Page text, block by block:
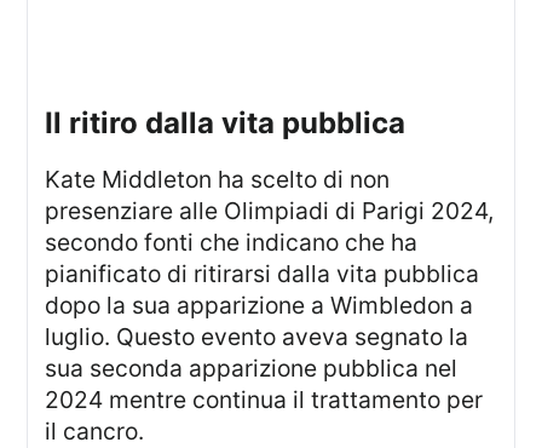
Il ritiro dalla vita pubblica
Kate Middleton ha scelto di non
presenziare alle Olimpiadi di Parigi 2024,
secondo fonti che indicano che ha
pianificato di ritirarsi dalla vita pubblica
dopo la sua apparizione a Wimbledon a
luglio. Questo evento aveva segnato la
sua seconda apparizione pubblica nel
2024 mentre continua il trattamento per
il cancro.